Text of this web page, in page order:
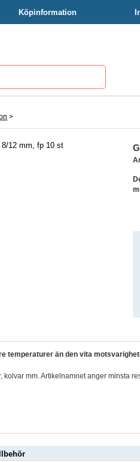
Köpinformation
>
temperaturer än den vita
kolvar mm. Artikelnamnet anger minsta